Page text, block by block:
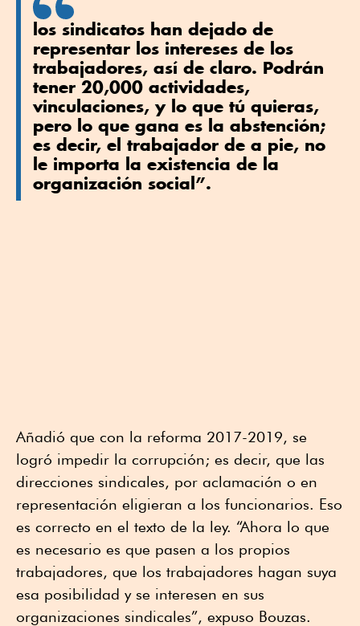
los sindicatos han dejado de
representar los intereses de los
trabajadores, así de claro. Podrán
tener 20,000 actividades,
vinculaciones, y lo que tú quieras,
pero lo que gana es la abstención;
es decir, el trabajador de a pie, no
le importa la existencia de la
organización social”.
Añadió que con la reforma 2017-2019, se
logró impedir la corrupción; es decir, que las
direcciones sindicales, por aclamación o en
representación eligieran a los funcionarios. Eso
es correcto en el texto de la ley. “Ahora lo que
es necesario es que pasen a los propios
trabajadores, que los trabajadores hagan suya
esa posibilidad y se interesen en sus
organizaciones sindicales”, expuso Bouzas.